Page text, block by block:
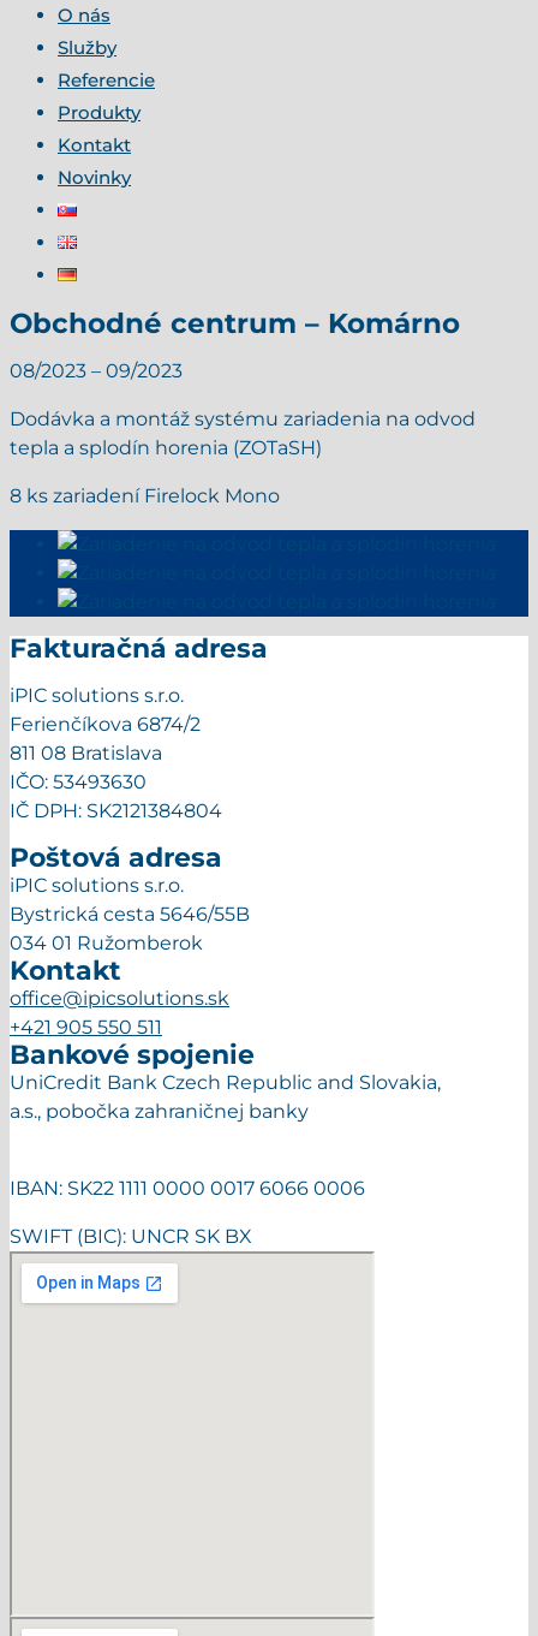
O nás
Služby
Referencie
Produkty
Kontakt
Novinky
Obchodné centrum – Komárno
08/2023 – 09/2023
Dodávka a montáž systému zariadenia na odvod
tepla a splodín horenia (ZOTaSH)
8 ks zariadení Firelock Mono
Fakturačná adresa
iPIC solutions s.r.o.
Ferienčíkova 6874/2
811 08 Bratislava
IČO: 53493630
IČ DPH: SK2121384804
Poštová adresa
iPIC solutions s.r.o.
Bystrická cesta 5646/55B
034 01 Ružomberok
Kontakt
office@ipicsolutions.sk
+421 905 550 511
Bankové spojenie
UniCredit Bank Czech Republic and Slovakia,
a.s., pobočka zahraničnej banky
IBAN: SK22 1111 0000 0017 6066 0006
SWIFT (BIC): UNCR SK BX